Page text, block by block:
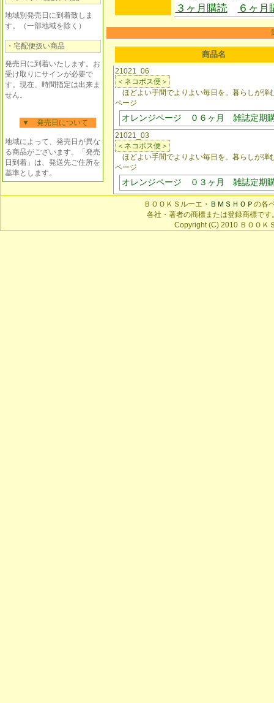
地域別発売日に到着致しま
す。（一部地域を除く）
・宅配便扱い商品
発売日に到着いたします。お
受け取りにサインが必要で
す。現在、時間指定は出来ま
せん。
▼ 発売日について
地域によって、発売日が異な
る商品がございます。「発売
日到着」は、発送先ご住所を
基準とします。
３ヶ月購読
６ヶ月
商品名
21021_06
＜ネコポス便＞
ほどよい手間でよりよい毎日を。暮らしが弾
ページ
オレンジページ ０６ヶ月 雑誌定期
21021_03
＜ネコポス便＞
ほどよい手間でよりよい毎日を。暮らしが弾
ページ
オレンジページ ０３ヶ月 雑誌定期
ＢＯＯＫＳルーエ・ ＢＭＳＨＯＰ の各
各社・著者の商標または登録商標で
Copyright (C) 2010 ＢＯＯ